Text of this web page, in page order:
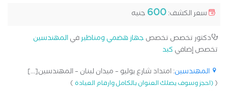
سعر الكشف:600 جنيه
دكتور تخصص تخصص جهاز هضمي ومناظيرفيالمهندسين
تخصص إضافي كبد
المهندسين: امتداد شارع يوليو – ميدان لبنان – المهندسين[...]
((احجز وسوف يصلك العنوان بالكامل وارقام العيادة)